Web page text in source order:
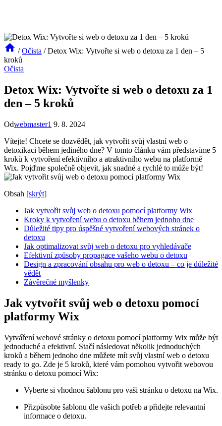
/ Očista / Detox Wix: Vytvořte si web o detoxu za 1 den – 5
kroků
Očista
Detox Wix: Vytvořte si web o detoxu za 1
den – 5 kroků
Odwebmaster1 9. 8. 2024
Vítejte! Chcete se dozvědět, jak vytvořit svůj vlastní web o
detoxikaci během jediného dne? V tomto článku vám představíme 5
kroků k vytvoření efektivního a atraktivního webu na platformě
Wix. Pojďme společně objevit, jak snadné a rychlé to může být!
Obsah [skrýt]
Jak vytvořit svůj web o detoxu pomocí platformy Wix
Kroky k vytvoření webu o detoxu během jednoho dne
Důležité tipy pro úspěšné vytvoření webových stránek o
detoxu
Jak optimalizovat svůj web o detoxu pro vyhledávače
Efektivní způsoby propagace vašeho webu o detoxu
Design a zpracování obsahu pro web o detoxu – co je důležité
vědět
Závěrečné myšlenky
Jak vytvořit svůj web o detoxu pomocí
platformy Wix
Vytváření webové stránky o detoxu pomocí platformy Wix může být
jednoduché a efektivní. Stačí následovat několik jednoduchých
kroků a během jednoho dne můžete mít svůj vlastní web o detoxu
ready to go. Zde je 5 kroků, které vám pomohou vytvořit webovou
stránku o detoxu pomocí Wix:
Vyberte si vhodnou šablonu pro vaši stránku o detoxu na Wix.
Přizpůsobte šablonu dle vašich potřeb a přidejte relevantní
informace o detoxu.